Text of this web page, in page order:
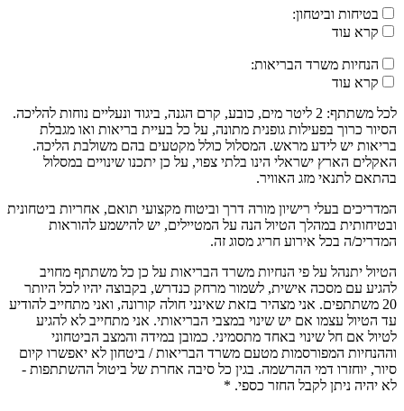
בטיחות וביטחון:
קרא עוד
הנחיות משרד הבריאות:
קרא עוד
לכל משתתף: 2 ליטר מים, כובע, קרם הגנה, ביגוד ונעליים נוחות להליכה.
הסיור כרוך בפעילות גופנית מתונה, על כל בעיית בריאות ואו מגבלת
בריאות יש לידע מראש. המסלול כולל מקטעים בהם משולבת הליכה.
האקלים הארץ ישראלי הינו בלתי צפוי, על כן יתכנו שינויים במסלול
בהתאם לתנאי מזג האוויר.
המדריכים בעלי רישיון מורה דרך וביטוח מקצועי תואם, אחריות ביטחונית
ובטיחותית במהלך הטיול הנה על המטיילים, יש להישמע להוראות
המדריכ/ה בכל אירוע חריג מסוג זה.
הטיול יתנהל על פי הנחיות משרד הבריאות על כן כל משתתף מחויב
להגיע עם מסכה אישית, לשמור מרחק כנדרש, בקבוצה יהיו לכל היותר
20 משתתפים. אני מצהיר בזאת שאינני חולה קורונה, ואני מתחייב להודיע
עד הטיול עצמו אם יש שינוי במצבי הבריאותי. אני מתחייב לא להגיע
לטיול אם חל שינוי באחד מתסמיני. כמובן במידה והמצב הביטחוני
וההנחיות המפורסמות מטעם משרד הבריאות / ביטחון לא יאפשרו קיום
סיור, יוחזרו דמי ההרשמה. בגין כל סיבה אחרת של ביטול ההשתתפות -
לא יהיה ניתן לקבל החזר כספי. *